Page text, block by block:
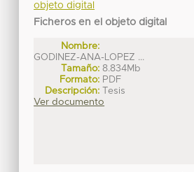
objeto digital
Ficheros en el objeto digital
Nombre:
GODINEZ-ANA-LOPEZ ...
Tamaño: 8.834Mb
Formato: PDF
Descripción:
Tesis
Ver documento